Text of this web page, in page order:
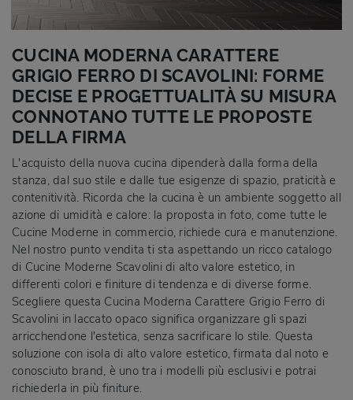
CUCINA MODERNA CARATTERE
GRIGIO FERRO DI SCAVOLINI: FORME
DECISE E PROGETTUALITÀ SU MISURA
CONNOTANO TUTTE LE PROPOSTE
DELLA FIRMA
L'acquisto della nuova cucina dipenderà dalla forma della
stanza, dal suo stile e dalle tue esigenze di spazio, praticità e
contenitività. Ricorda che la cucina è un ambiente soggetto all
azione di umidità e calore: la proposta in foto, come tutte le
Cucine Moderne in commercio, richiede cura e manutenzione.
Nel nostro punto vendita ti sta aspettando un ricco catalogo
di Cucine Moderne Scavolini di alto valore estetico, in
differenti colori e finiture di tendenza e di diverse forme.
Scegliere questa Cucina Moderna Carattere Grigio Ferro di
Scavolini in laccato opaco significa organizzare gli spazi
arricchendone l'estetica, senza sacrificare lo stile. Questa
soluzione con isola di alto valore estetico, firmata dal noto e
conosciuto brand, è uno tra i modelli più esclusivi e potrai
richiederla in più finiture.